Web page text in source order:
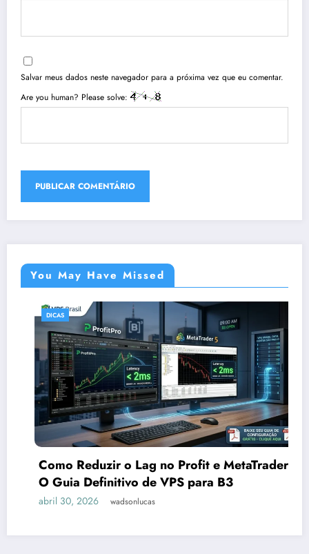
Salvar meus dados neste navegador para a próxima vez que eu comentar.
Are you human? Please solve:
You May Have Missed
DICAS
Como Reduzir o Lag no Profit e MetaTrader:
O Guia Definitivo de VPS para B3
abril 30, 2026 wadsonlucas